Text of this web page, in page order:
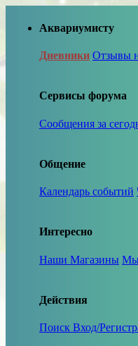
Аквариумисту
Дневники Отзывы
Сервисы форума
Сообщения за
Общение
Календарь событий
Интересно
Наши Магазины Мы
Действия
Поиск Вход/